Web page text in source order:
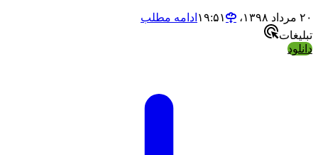
۲۰ مرداد ۱۳۹۸،‏ ۱۹:۵۱
ادامه مطلب
تبلیغات
دانلود